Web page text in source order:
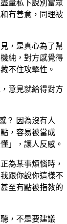
量私下說別當眾
有善意，同理被
，是真心為了幫
純，對方感覺得
不住攻擊性。
意見就給得對方
？
因為沒有人
，容易被當成
」，讓人反感。
為某事煩惱時，
跟你說你這樣不
至有點被指教的
，不是要建議